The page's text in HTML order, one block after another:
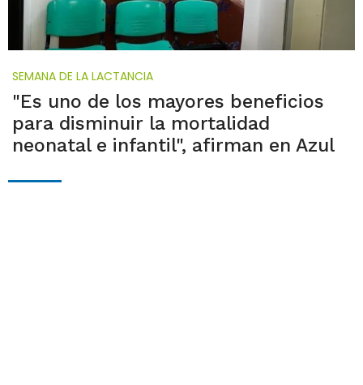
SEMANA DE LA LACTANCIA
"Es uno de los mayores beneficios
para disminuir la mortalidad
neonatal e infantil", afirman en Azul